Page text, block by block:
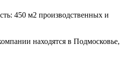
450 м2 производственных и
находятся в Подмосковье,